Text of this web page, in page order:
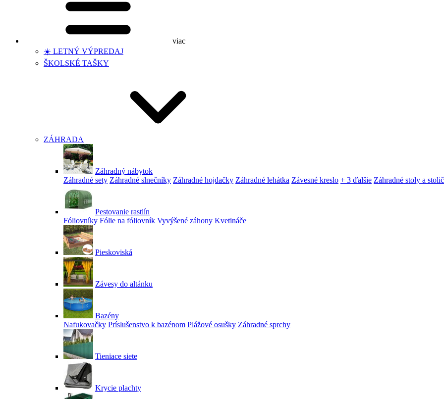
viac
☀️ LETNÝ VÝPREDAJ
ŠKOLSKÉ TAŠKY
ZÁHRADA
Záhradný nábytok
Záhradné sety Záhradné slnečníky Záhradné hojdačky Záhradné lehátka Závesné kreslo + 3 ďalšie Záhradné stoly a
Pestovanie rastlín
Fóliovníky Fólie na fóliovník Vyvýšené záhony Kvetináče
Pieskoviská
Závesy do altánku
Bazény
Nafukovačky Príslušenstvo k bazénom Plážové osušky Záhradné sprchy
Tieniace siete
Krycie plachty